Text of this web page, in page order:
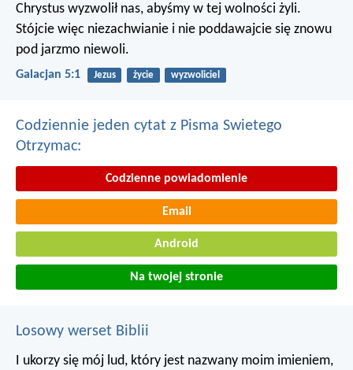
Chrystus wyzwolił nas, abyśmy w tej wolności żyli.
Stójcie więc niezachwianie i nie poddawajcie się znowu
pod jarzmo niewoli.
Galacjan 5:1 Jezus życie wyzwoliciel
Codziennie jeden cytat z Pisma Swietego
Otrzymac:
Codzienne powiadomienie
Email
Android
Na twojej stronie
Losowy werset Biblii
I ukorzy się mój lud, który jest nazwany moim imieniem,